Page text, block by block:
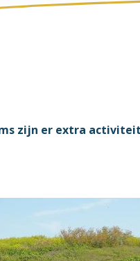
zijn er extra